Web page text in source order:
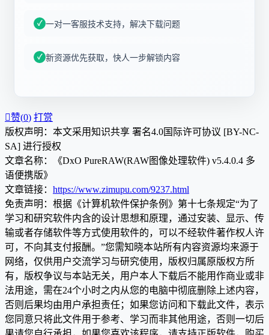
一对一客服技术支持，解决下载问题
新资源优先获取，快人一步解锁内容
赞(0) 打赏
版权声明：本文采用知识共享 署名4.0国际许可协议 [BY-NC-
SA] 进行授权
文章名称：《DxO PureRAW(RAW图像处理软件) v5.4.0.4 多
语便携版》
文章链接： https://www.zimupu.com/9237.html
免责声明：根据《计算机软件保护条例》第十七条规定“为了
学习和研究软件内含的设计思想和原理，通过安装、显示、传
输或者存储软件等方式使用软件的，可以不经软件著作权人许
可，不向其支付报酬。”您需知晓本站所有内容资源均来源于
网络，仅供用户交流学习与研究使用，版权归属原版权方所
有，版权争议与本站无关，用户本人下载后不能用作商业或非
法用途，需在24个小时之内从您的电脑中彻底删除上述内容，
否则后果均由用户承担责任；如果您访问和下载此文件，表示
您同意只将此文件用于参考、学习而非其他用途，否则一切后